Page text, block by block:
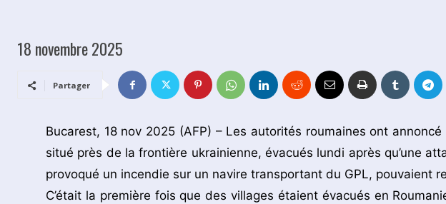
18 novembre 2025
Partager
Bucarest, 18 nov 2025 (AFP) – Les autorités roumaines ont
situé près de la frontière ukrainienne, évacués lundi après qu’une
provoqué un incendie sur un navire transportant du GPL, pouvaient
C’était la première fois que des villages étaient évacués en